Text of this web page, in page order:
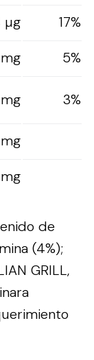
µg
17%
5%
3%
mg
de
(4%);
GRILL,